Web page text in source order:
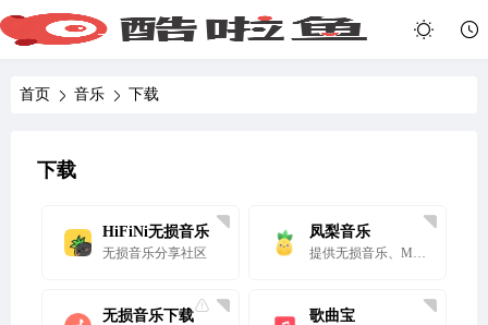
首页 音乐 下载
下载
HiFiNi无损音乐
无损音乐分享社区
凤梨音乐
提供无损音乐、MP3歌曲下载的夸克网盘音乐网站
无损音乐下载 歌曲宝